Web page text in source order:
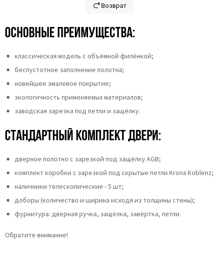
Возврат
Основные преимущества:
классическая модель с объёмной филёнкой;
беспустотное заполнение полотна;
новейшее эмалевое покрытие;
экологичность применяемых материалов;
заводская зарезка под петли и защёлку.
Стандартный комплект двери:
дверное полотно с зарезкой под защёлку AGB;
комплект коробки с зарезкой под скрытые петли Krona Koblenz;
наличники телескопические - 5 шт;
доборы (количество и ширина исходя из толщины стены);
фурнитура: дверная ручка, защёлка, завёртка, петли.
Обратите внимание!